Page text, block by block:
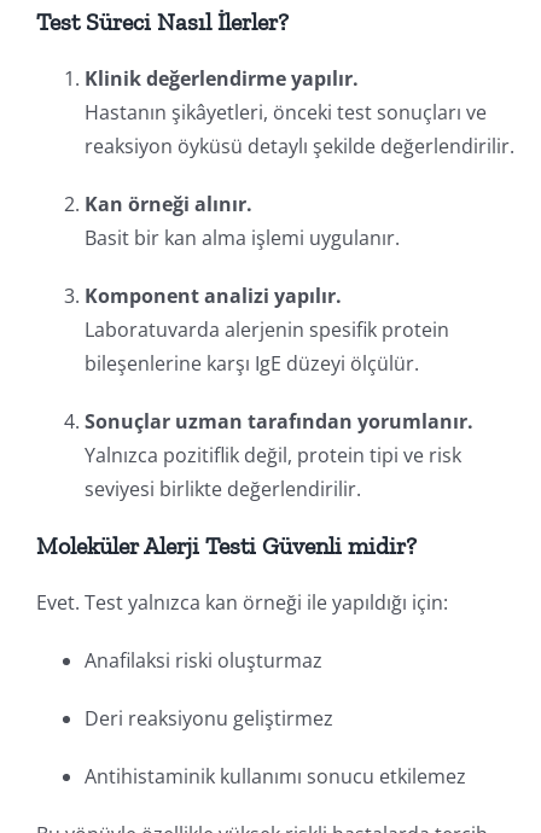
Test Süreci Nasıl İlerler?
Klinik değerlendirme yapılır.
Hastanın şikâyetleri, önceki test sonuçları ve
reaksiyon öyküsü detaylı şekilde değerlendirilir.
Kan örneği alınır.
Basit bir kan alma işlemi uygulanır.
Komponent analizi yapılır.
Laboratuvarda alerjenin spesifik protein
bileşenlerine karşı IgE düzeyi ölçülür.
Sonuçlar uzman tarafından yorumlanır.
Yalnızca pozitiflik değil, protein tipi ve risk
seviyesi birlikte değerlendirilir.
Moleküler Alerji Testi Güvenli midir?
Evet. Test yalnızca kan örneği ile yapıldığı için:
Anafilaksi riski oluşturmaz
Deri reaksiyonu geliştirmez
Antihistaminik kullanımı sonucu etkilemez